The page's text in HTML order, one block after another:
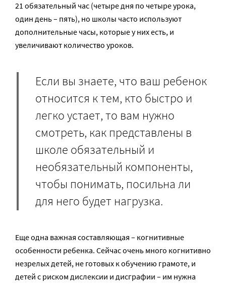
21 обязательный час (четыре дня по четыре урока,
один день – пять), но школы часто используют
дополнительные часы, которые у них есть, и
увеличивают количество уроков.
Если вы знаете, что ваш ребенок
относится к тем, кто быстро и
легко устает, то вам нужно
смотреть, как представлены в
школе обязательный и
необязательный компоненты,
чтобы понимать, посильна ли
для него будет нагрузка.
Еще одна важная составляющая – когнитивные
особенности ребенка. Сейчас очень много когнитивно
незрелых детей, не готовых к обучению грамоте, и
детей с риском дислексии и дисграфии – им нужна